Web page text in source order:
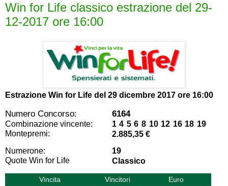
Win for Life classico estrazione del 29-
12-2017 ore 16:00
Estrazione Win for Life del 29 dicembre 2017 ore 16:00
Numero Concorso: 6164
Combinazione vincente:
1 4 5 6 8 10 12 16 18 19
Montepremi:
2.885,35 €
Numerone:
19
Quote Win for Life
Classico
Vincita Vincitori
Euro